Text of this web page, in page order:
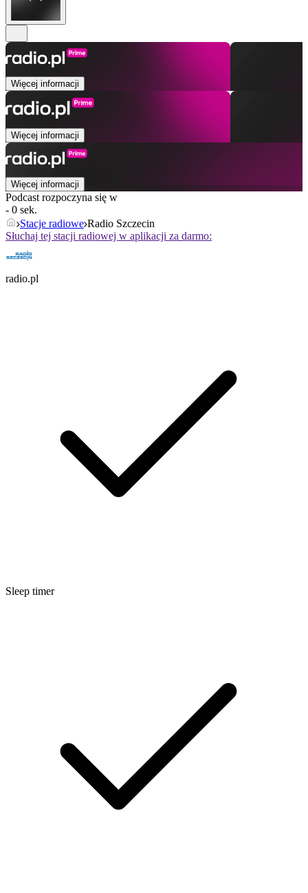
Więcej informacji
Więcej informacji
Więcej informacji
Podcast rozpoczyna się w
- 0 sek.
Stacje radiowe Radio Szczecin
Słuchaj tej stacji radiowej w aplikacji za darmo:
radio.pl
Sleep timer